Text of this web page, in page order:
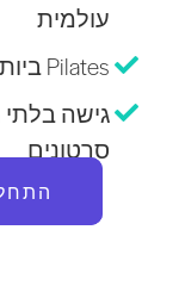
עולמית
Pilates ביותר מ-18 שפות
סרטונים